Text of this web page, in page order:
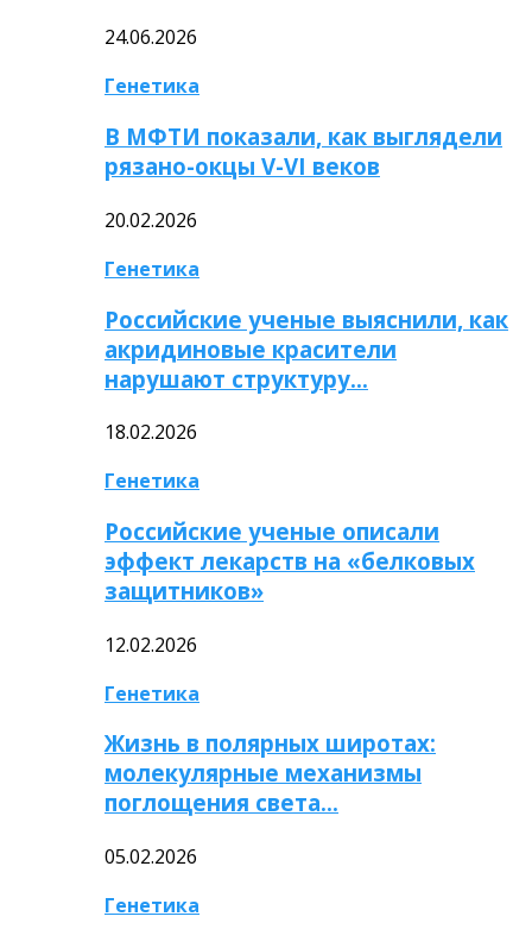
24.06.2026
Генетика
В МФТИ показали, как выглядели
рязано-окцы V-VI веков
20.02.2026
Генетика
Российские ученые выяснили, как
акридиновые красители
нарушают структуру…
18.02.2026
Генетика
Российские ученые описали
эффект лекарств на «белковых
защитников»
12.02.2026
Генетика
Жизнь в полярных широтах:
молекулярные механизмы
поглощения света…
05.02.2026
Генетика